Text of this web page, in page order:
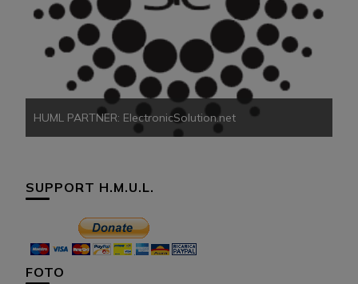
HUML PARTNER: ElectronicSolution.net
SUPPORT H.M.U.L.
FOTO